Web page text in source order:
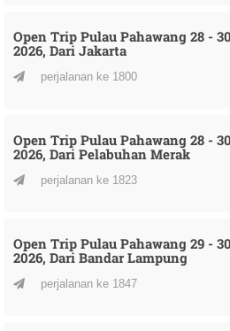
Open Trip Pulau Pahawang 28 -
2026, Dari Jakarta
perjalanan ke 1800
Open Trip Pulau Pahawang 28 -
2026, Dari Pelabuhan Merak
perjalanan ke 1823
Open Trip Pulau Pahawang 29 -
2026, Dari Bandar Lampung
perjalanan ke 1847